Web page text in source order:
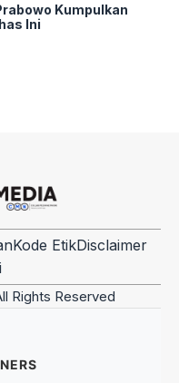
Kumpulkan
Ini
Kode EtikDisclaimer
Rights Reserved